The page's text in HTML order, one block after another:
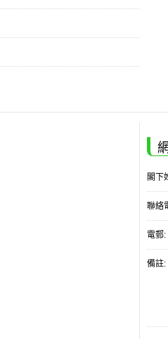
閣下
聯絡
電郵:
備註: